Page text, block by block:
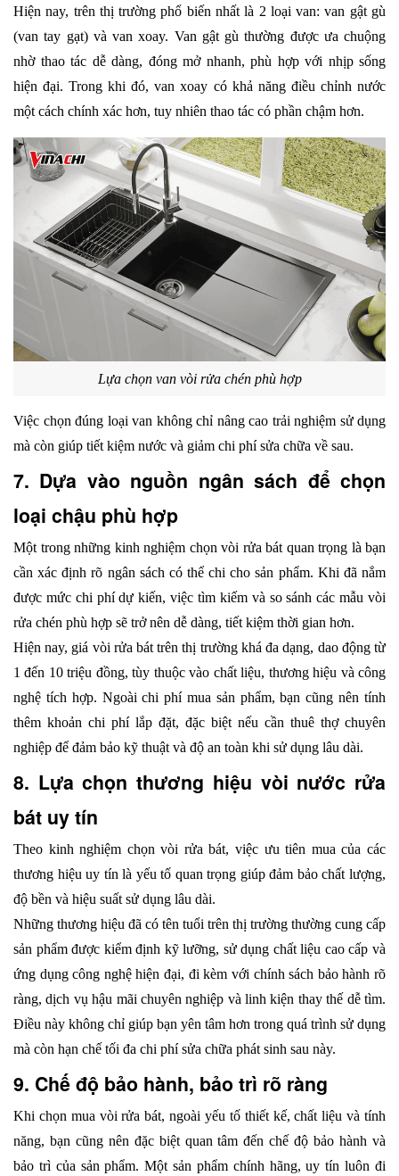
Hiện nay, trên thị trường phổ biến nhất là 2 loại van: van gật gù
(van tay gạt) và van xoay. Van gật gù thường được ưa chuộng
nhờ thao tác dễ dàng, đóng mở nhanh, phù hợp với nhịp sống
hiện đại. Trong khi đó, van xoay có khả năng điều chỉnh nước
một cách chính xác hơn, tuy nhiên thao tác có phần chậm hơn.
Lựa chọn van vòi rửa chén phù hợp
Việc chọn đúng loại van không chỉ nâng cao trải nghiệm sử dụng
mà còn giúp tiết kiệm nước và giảm chi phí sửa chữa về sau.
7. Dựa vào nguồn ngân sách để chọn
loại chậu phù hợp
Một trong những kinh nghiệm chọn vòi rửa bát quan trọng là bạn
cần xác định rõ ngân sách có thể chi cho sản phẩm. Khi đã nắm
được mức chi phí dự kiến, việc tìm kiếm và so sánh các mẫu vòi
rửa chén phù hợp sẽ trở nên dễ dàng, tiết kiệm thời gian hơn.
Hiện nay, giá vòi rửa bát trên thị trường khá đa dạng, dao động từ
1 đến 10 triệu đồng, tùy thuộc vào chất liệu, thương hiệu và công
nghệ tích hợp. Ngoài chi phí mua sản phẩm, bạn cũng nên tính
thêm khoản chi phí lắp đặt, đặc biệt nếu cần thuê thợ chuyên
nghiệp để đảm bảo kỹ thuật và độ an toàn khi sử dụng lâu dài.
8. Lựa chọn thương hiệu vòi nước rửa
bát uy tín
Theo kinh nghiệm chọn vòi rửa bát, việc ưu tiên mua của các
thương hiệu uy tín là yếu tố quan trọng giúp đảm bảo chất lượng,
độ bền và hiệu suất sử dụng lâu dài.
Những thương hiệu đã có tên tuổi trên thị trường thường cung cấp
sản phẩm được kiểm định kỹ lưỡng, sử dụng chất liệu cao cấp và
ứng dụng công nghệ hiện đại, đi kèm với chính sách bảo hành rõ
ràng, dịch vụ hậu mãi chuyên nghiệp và linh kiện thay thế dễ tìm.
Điều này không chỉ giúp bạn yên tâm hơn trong quá trình sử dụng
mà còn hạn chế tối đa chi phí sửa chữa phát sinh sau này.
9. Chế độ bảo hành, bảo trì rõ ràng
Khi chọn mua vòi rửa bát, ngoài yếu tố thiết kế, chất liệu và tính
năng, bạn cũng nên đặc biệt quan tâm đến chế độ bảo hành và
bảo trì của sản phẩm. Một sản phẩm chính hãng, uy tín luôn đi